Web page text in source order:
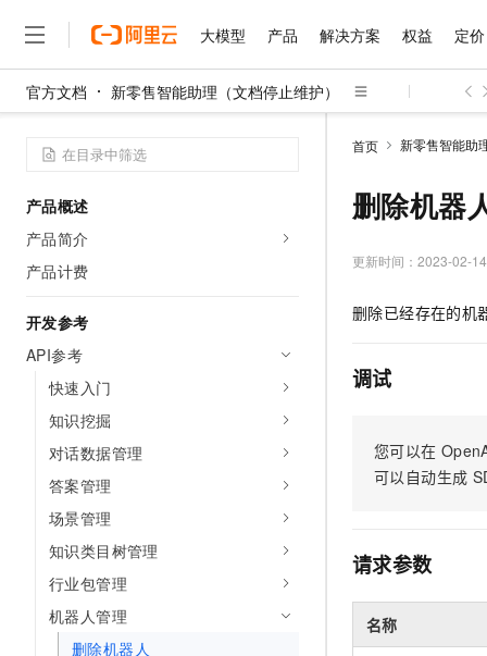
大模型 产品 解决方案 权益 定价
官方文档 新零售智能助理（文档停止维护）
产品概述
产品简介
产品计费
开发参考
API参考
快速入门
知识挖掘
对话数据管理
答案管理
场景管理
知识类目树管理
行业包管理
机器人管理
删除机器人
首页 新零售智能助
删除机器
更新时间： 2023-02-
删除已经存在的机
调试
您可以在
可以自动生成
请求参数
名称
大模型
千问AI平台
Qwen3-VL-Plus
大模型服务
千问AI平台-Token Plan
产品
精选产品
计算
容器
存储
网络与CDN
安全
中间件
大数据计算
精选产品
大模型服务与应用平台
多元化、高性能、安全可
无影云电脑
随时随地安全接入的云上
云解析DNS
面向分析的企业级SaaS
解决方案
精选解决方案
互联网应用开发
大数据
现代化应用
安全
网络
可观测
上云与迁云
企业出海
精选解决方案
上传文档即自动完成翻译
Hermes Agent，打造自
自主进化，持久记忆，越
快速拥有专属 OpenClaw
权益 普惠上云
云服务器38元/年起，超
推荐新用户得奖励，单订
云工开物
高校专属算力普惠，学生
免费试用
最高领取价值200元试用
140+云产品 免费试用
大模型ACA认证体验
定价 产品定价
了解云产品的定价详情
云上成本管理
管理和优化成本
云市场 精选商城
多端小程序
观测云
Tuya 物联网平台阿里云
电子合同
AI空中课堂在线直播课
生态解决方案
伙伴 成为销售伙伴
咨询伙伴
销售伙伴合作计划
无影生态合作计划
Consulting Partner 合作
服务 售前咨询
售后服务
自助服务
在线服务
短信专区
了解阿里云 为什么选择阿里云
技术领先
分析师报告
研究报告与白皮书
AI 算法大赛
入门学习赛